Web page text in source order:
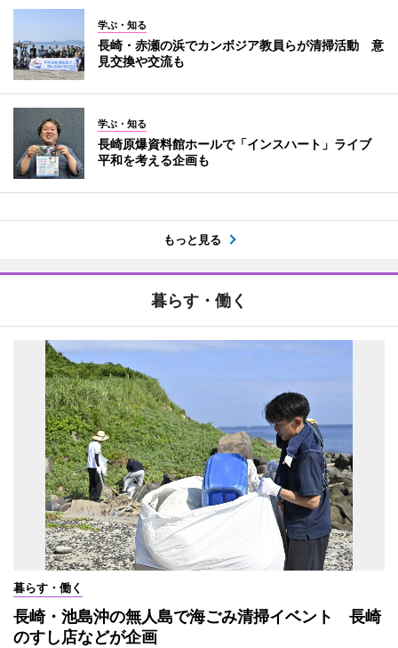
学ぶ・知る
長崎・赤瀬の浜でカンボジア教員らが清掃活動 意
見交換や交流も
学ぶ・知る
長崎原爆資料館ホールで「インスハート」ライブ
平和を考える企画も
もっと見る
暮らす・働く
暮らす・働く
長崎・池島沖の無人島で海ごみ清掃イベント 長崎
のすし店などが企画